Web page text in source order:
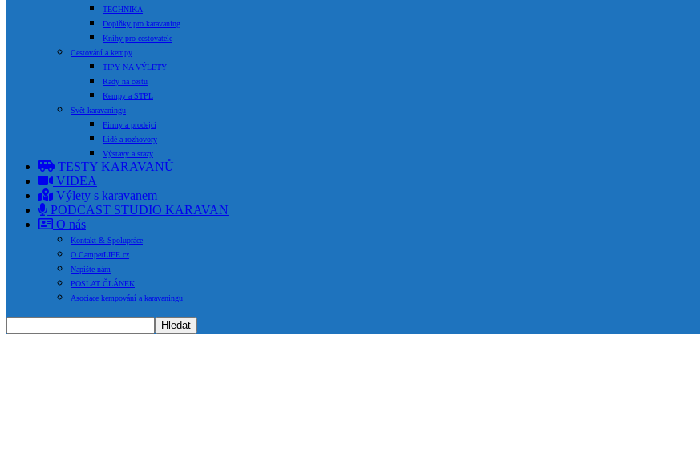
TECHNIKA
Doplňky pro karavaning
Knihy pro cestovatele
Cestování a kempy
TIPY NA VÝLETY
Rady na cestu
Kempy a STPL
Svět karavaningu
Firmy a prodejci
Lidé a rozhovory
Výstavy a srazy
TESTY KARAVANŮ
VIDEA
Výlety s karavanem
PODCAST STUDIO KARAVAN
O nás
Kontakt & Spolupráce
O CamperLIFE.cz
Napište nám
POSLAT ČLÁNEK
Asociace kempování a karavaningu